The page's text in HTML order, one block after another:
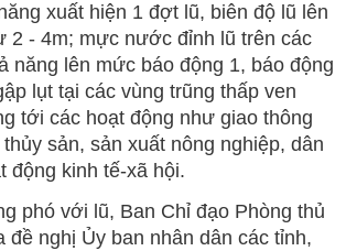
xuất hiện 1 đợt lũ, biên độ lũ lên
2 - 4m; mực nước đỉnh lũ trên các
năng lên mức báo động 1, báo động
lụt tại các vùng trũng thấp ven
tới các hoạt động như giao thông
sản, sản xuất nông nghiệp, dân
động kinh tế-xã hội.
phó với lũ, Ban Chỉ đạo Phòng thủ
đề nghị Ủy ban nhân dân các tỉnh,